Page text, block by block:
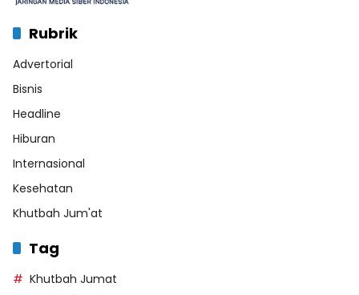
Rubrik
Advertorial
Bisnis
Headline
Hiburan
Internasional
Kesehatan
Khutbah Jum'at
Tag
Khutbah Jumat